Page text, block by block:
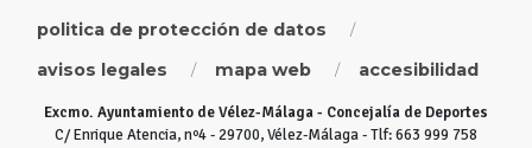
politica de protección de datos /
avisos legales / mapa web / accesibilidad
Excmo. Ayuntamiento de Vélez-Málaga - Concejalía de Deportes
C/ Enrique Atencia, nº4 - 29700, Vélez-Málaga - Tlf: 663 999 758